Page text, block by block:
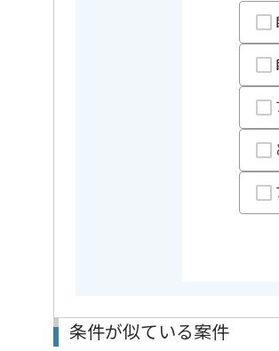
精算条件
支払いサ
レバテックでの実績がある企業
Swiftでの開発経験を活かすこと
複数案件を保有している企業で
ご経験と実績に応じてスライド
経験豊富なエンジニアと成長が
条件が似ている案件